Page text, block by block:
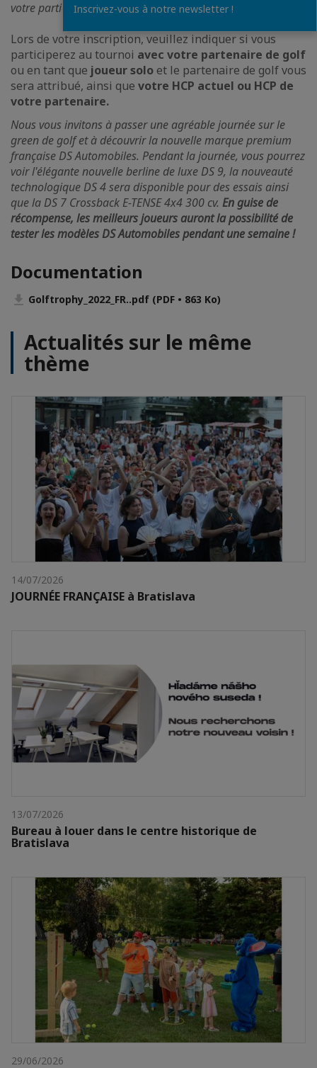
votre participation vous sera facturé.
Lors de votre inscription, veuillez indiquer si vous
participerez au tournoi avec votre partenaire de golf
ou en tant que joueur solo et le partenaire de golf vous
sera attribué, ainsi que votre HCP actuel ou HCP de
votre partenaire.
Nous vous invitons à passer une agréable journée sur le
green de golf et à découvrir la nouvelle marque premium
française DS Automobiles. Pendant la journée, vous pourrez
voir l'élégante nouvelle berline de luxe DS 9, la nouveauté
technologique DS 4 sera disponible pour des essais ainsi
que la DS 7 Crossback E-TENSE 4x4 300 cv. En guise de
récompense, les meilleurs joueurs auront la possibilité de
tester les modèles DS Automobiles pendant une semaine !
Documentation
Golftrophy_2022_FR..pdf (PDF • 863 Ko)
Actualités sur le même
thème
14/07/2026
JOURNÉE FRANÇAISE à Bratislava
13/07/2026
Bureau à louer dans le centre historique de
Bratislava
29/06/2026
Inscrivez-vous à notre newsletter !